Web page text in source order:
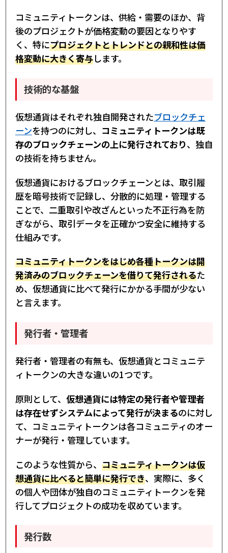
コミュニティトークンは、供給・需要のほか、背
後のプロジェクトが価格変動の要因となりやす
く、特にプロジェクトとトレンドとの親和性は価
格変動に大きく寄与します。
技術的な基盤
仮想通貨はそれぞれ独自開発されたブロックチェ
ーンを持つのに対し、 コミュニティトークンは既
存のブロックチェーンの上に発行されており、独自
の技術を持ちません。
仮想通貨におけるブロックチェーンとは、取引履
歴を暗号技術で記録し、分散的に処理・管理する
ことで、二重取引や改ざんといった不正行為を防
ぎながら、取引データを正確かつ安全に維持する
仕組みです。
コミュニティトークンをはじめ各種トークンは開
発済みのブロックチェーンを借りて発行されるた
め、仮想通貨に比べて発行にかかる手間が少ない
と言えます。
発行者・管理者
発行者・管理者の有無も、仮想通貨とコミュニテ
ィトークンの大きな違いの1つです。
原則として、 仮想通貨には特定の発行者や管理者
は存在せずシステムによって発行が決まるのに対し
て、コミュニティトークンは各コミュニティのオー
ナーが発行・管理しています。
このような性質から、 コミュニティトークンは仮
想通貨に比べると簡単に発行でき、実際に、多く
の個人や団体が独自のコミュニティトークンを発
行してプロジェクトの成功を収めています。
発行数